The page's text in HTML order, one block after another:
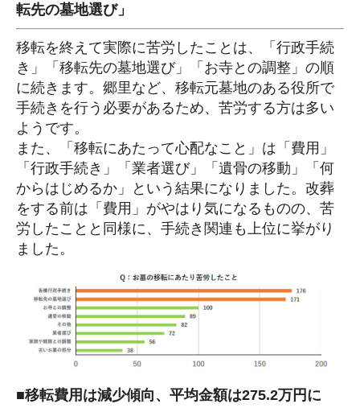
転先の墓地選び」
移転を終えて実際に苦労したことは、「行政手続
き」「移転先の墓地選び」「お寺との調整」の順
に続きます。郷里など、移転元墓地のある役所で
手続きを行う必要があるため、苦労する方は多い
ようです。
また、「移転にあたって心配なこと」は「費用」
「行政手続き」「業者選び」「遺骨の移動」「何
からはじめるか」という結果になりました。改葬
をする前は「費用」がやはり気になるものの、苦
労したことと同様に、手続き関連も上位に挙がり
ました。
■移転費用は減少傾向、平均金額は275.2万円に